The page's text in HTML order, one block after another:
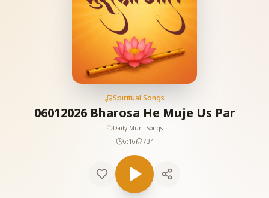
Spiritual Songs
06012026 Bharosa He Muje Us Par
Daily Murli Songs
6:16
734